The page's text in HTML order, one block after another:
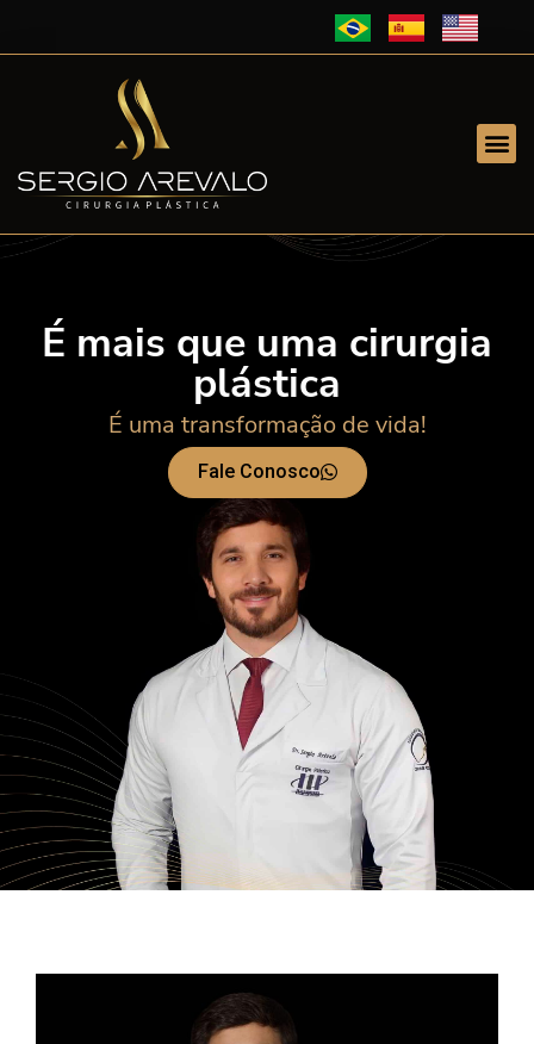
É mais que uma cirurgia
plástica
É uma transformação de vida!
Fale Conosco